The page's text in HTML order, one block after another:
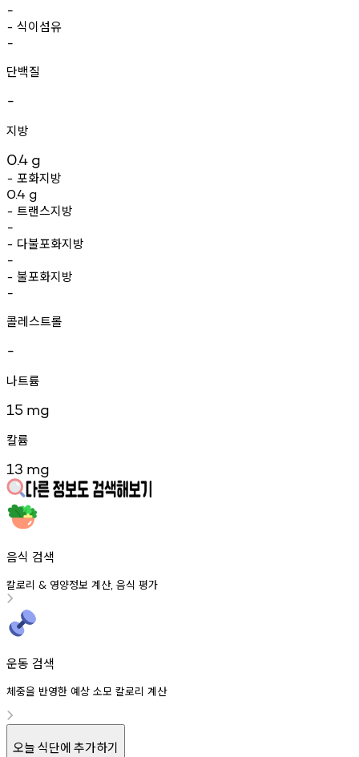
-
- 식이섬유
-
단백질
-
지방
0.4 g
- 포화지방
0.4 g
- 트랜스지방
-
- 다불포화지방
-
- 불포화지방
-
콜레스트롤
-
나트륨
15 mg
칼륨
13 mg
음식 검색
칼로리 & 영양정보 계산, 음식 평가
운동 검색
체중을 반영한 예상 소모 칼로리 계산
오늘 식단에 추가하기